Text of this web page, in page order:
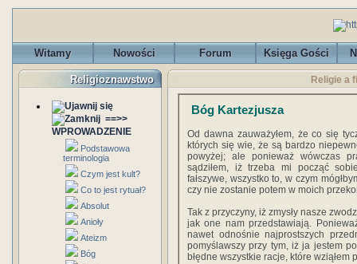
Witamy Nowości Forum Księga Gości
Religioznawstwo
==>>
WPROWADZENIE
Podstawowa
terminologia
Czym jest kult?
Co to jest rytuał?
Absolut
Anioły
Ateizm
Bóg
Religie a
Bóg Kartezjusza
Od dawna zauważyłem, że co się
których się wie, że są bardzo
powyżej; ale ponieważ wówczas
sądziłem, iż trzeba mi począć
fałszywe, wszystko to, w czym
czy nie zostanie potem w moich
Tak z przyczyny, iż zmysły nasze
jak one nam przedstawiają.
nawet odnośnie najprostszych
pomyślawszy przy tym, iż ja jestem
błędne wszystkie racje, które wziąłem